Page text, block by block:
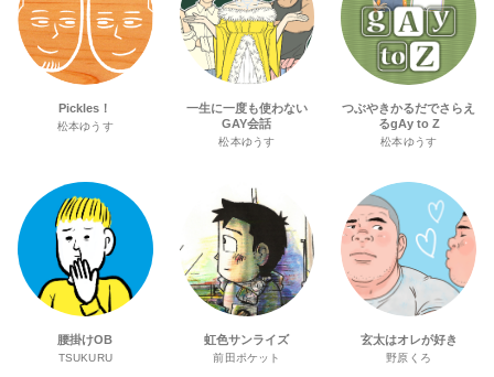
Pickles！
松本ゆうす
一生に一度も使わない
GAY会話
松本ゆうす
つぶやきかるだでさらえ
るgAy to Z
松本ゆうす
腰掛けOB
TSUKURU
虹色サンライズ
前田ポケット
玄太はオレが好き
野原くろ